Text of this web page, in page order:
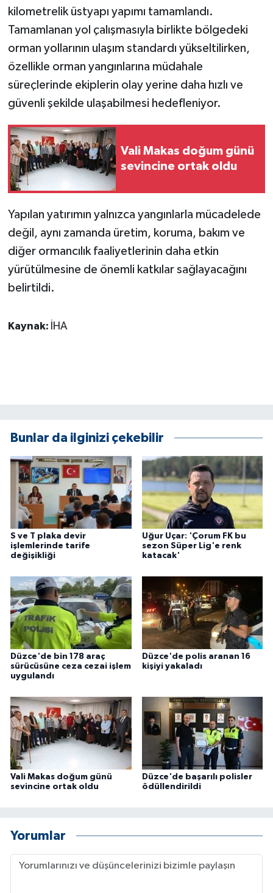
kilometrelik üstyapı yapımı tamamlandı.
Tamamlanan yol çalışmasıyla birlikte bölgedeki
orman yollarının ulaşım standardı yükseltilirken,
özellikle orman yangınlarına müdahale
süreçlerinde ekiplerin olay yerine daha hızlı ve
güvenli şekilde ulaşabilmesi hedefleniyor.
Vali Makas doğum günü
sevincine ortak oldu
Yapılan yatırımın yalnızca yangınlarla mücadelede
değil, aynı zamanda üretim, koruma, bakım ve
diğer ormancılık faaliyetlerinin daha etkin
yürütülmesine de önemli katkılar sağlayacağını
belirtildi.
Kaynak: İHA
Bunlar da ilginizi çekebilir
S ve T plaka devir
işlemlerinde tarife
değişikliği
Uğur Uçar: 'Çorum FK bu
sezon Süper Lig'e renk
katacak'
Düzce'de bin 178 araç
sürücüsüne ceza cezai işlem
uygulandı
Düzce'de polis aranan 16
kişiyi yakaladı
Vali Makas doğum günü
sevincine ortak oldu
Düzce'de başarılı polisler
ödüllendirildi
Yorumlar
Jandarma
Kadın
KÜLTÜR SANAT
MAGAZİN
Otomobil
POLİTİKA
SİYASET
SPOR HABERLERİ
TEKNOLOJİ
Turizm